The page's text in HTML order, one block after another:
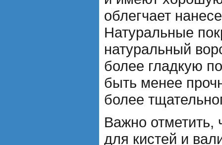
облегчает
Натуральные
натуральный
более гладкую
быть менее
более
Важно отметить,
для кистей и